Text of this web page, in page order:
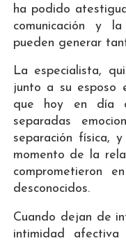
ha podido
comunicación y
pueden generar
La especialista,
junto a su esposo
que hoy en día
separadas
separación física,
momento de la
comprometieron
desconocidos.
Cuando dejan de
intimidad